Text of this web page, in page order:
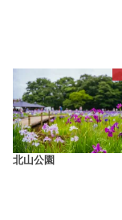
北山公園